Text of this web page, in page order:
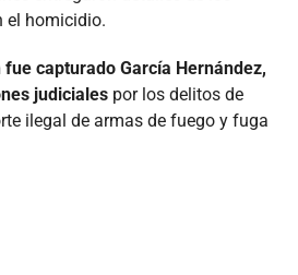
el homicidio.
capturado García Hernández,
judiciales por los delitos de
ilegal de armas de fuego y fuga